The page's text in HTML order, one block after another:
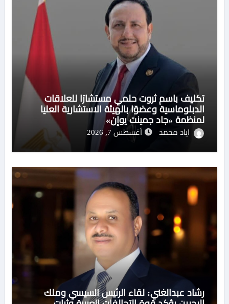
تكليف باسم ثروت حلمي مستشارًا للعلاقات
الدبلوماسية وعضوًا بالهيئة الاستشارية العليا
لمنظمة «جاد جمينت يوإن»
اياد محمد أغسطس 7, 2026
رشاد عبدالغني: لقاء الرئيس السيسي وملك